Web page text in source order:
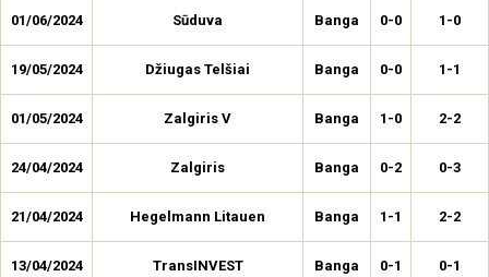
01/06/2024 Sūduva Banga 0-0 1-0
19/05/2024 Džiugas Telšiai Banga 0-0 1-1
01/05/2024 Zalgiris V Banga 1-0 2-2
24/04/2024 Zalgiris Banga 0-2 0-3
21/04/2024 Hegelmann Litauen Banga 1-1 2-2
13/04/2024 TransINVEST Banga 0-1 0-1